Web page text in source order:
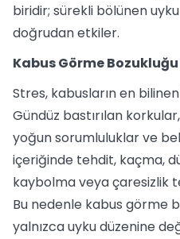
biridir; sürekli bölünen
doğrudan etkiler.
Kabus Görme
Stres, kabusların en
Gündüz bastırılan
yoğun sorumluluklar ve
içeriğinde tehdit, kaçma,
kaybolma veya çaresizlik
Bu nedenle kabus görme
yalnızca uyku düzenine